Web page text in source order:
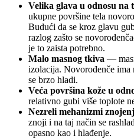
Velika glava u odnosu na
ukupne površine tela
Budući da se kroz glavu
razlog zašto se
je to zaista potrebno.
Malo masnog tkiva —
izolacija. Novorođenče ima
se brzo hladi.
Veća površina kože u
relativno gubi više toplote
Nezreli mehanizmi
znoji i na taj način se
opasno kao i hlađenje.